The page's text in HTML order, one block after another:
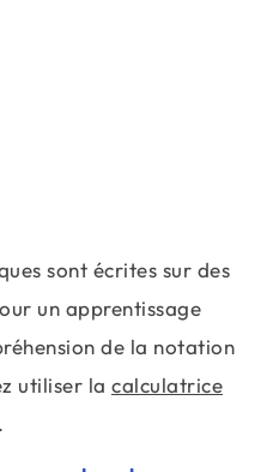
sont écrites sur des
un apprentissage
de la notation
utiliser la calculatrice
.